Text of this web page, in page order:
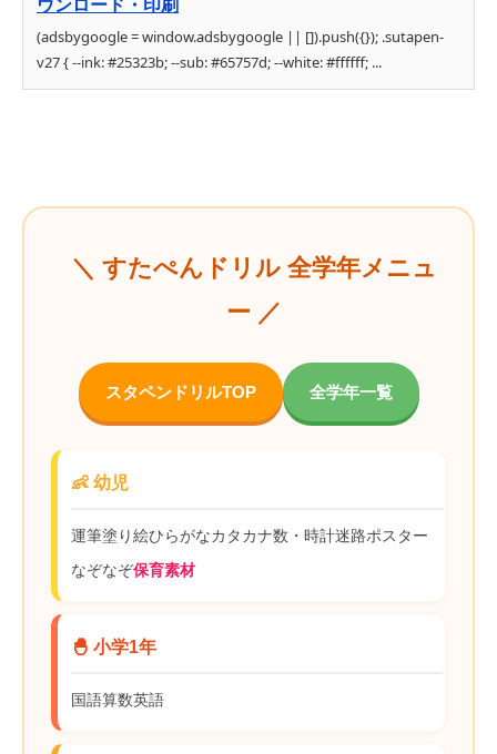
(adsbygoogle = window.adsbygoogle || []).push({}); .sutapen-
v27 { --ink: #25323b; --sub: #65757d; --white: #ffffff; ...
＼ すたぺんドリル 全学年メニュ
ー ／
スタペンドリルTOP 全学年一覧
👶 幼児
運筆塗り絵ひらがなカタカナ数・時計迷路ポスター
なぞなぞ保育素材
🐣 小学1年
国語算数英語